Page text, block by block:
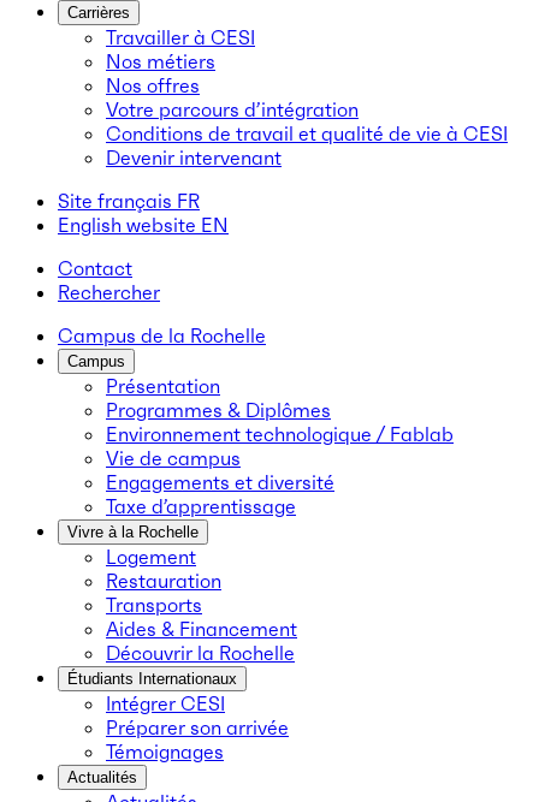
Carrières
Travailler à CESI
Nos métiers
Nos offres
Votre parcours d’intégration
Conditions de travail et qualité de vie à CESI
Devenir intervenant
Site français FR
English website EN
Contact
Rechercher
Campus de la Rochelle
Campus
Présentation
Programmes & Diplômes
Environnement technologique / Fablab
Vie de campus
Engagements et diversité
Taxe d’apprentissage
Vivre à la Rochelle
Logement
Restauration
Transports
Aides & Financement
Découvrir la Rochelle
Étudiants Internationaux
Intégrer CESI
Préparer son arrivée
Témoignages
Actualités